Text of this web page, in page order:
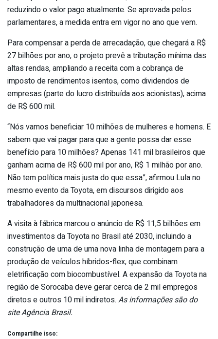
reduzindo o valor pago atualmente. Se aprovada pelos
parlamentares, a medida entra em vigor no ano que vem.
Para compensar a perda de arrecadação, que chegará a R$
27 bilhões por ano, o projeto prevê a tributação mínima das
altas rendas, ampliando a receita com a cobrança de
imposto de rendimentos isentos, como dividendos de
empresas (parte do lucro distribuída aos acionistas), acima
de R$ 600 mil.
“Nós vamos beneficiar 10 milhões de mulheres e homens. E
sabem que vai pagar para que a gente possa dar esse
benefício para 10 milhões? Apenas 141 mil brasileiros que
ganham acima de R$ 600 mil por ano, R$ 1 milhão por ano.
Não tem política mais justa do que essa”, afirmou Lula no
mesmo evento da Toyota, em discursos dirigido aos
trabalhadores da multinacional japonesa.
A visita à fábrica marcou o anúncio de R$ 11,5 bilhões em
investimentos da Toyota no Brasil até 2030, incluindo a
construção de uma de uma nova linha de montagem para a
produção de veículos híbridos-flex, que combinam
eletrificação com biocombustível. A expansão da Toyota na
região de Sorocaba deve gerar cerca de 2 mil empregos
diretos e outros 10 mil indiretos. As informações são do
site Agência Brasil.
Compartilhe isso: